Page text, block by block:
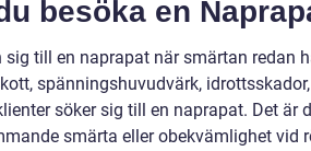
besöka en
sig till en naprapat när smärtan redan
spänningshuvudvärk,
söker sig till en naprapat. Det
smärta eller obekvämlighet vid